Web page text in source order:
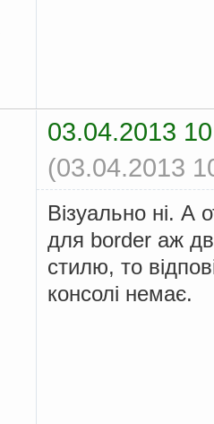
03.04.2013
(03.04.2013
Візуально ні. А
для border аж
стилю, то
консолі немає.